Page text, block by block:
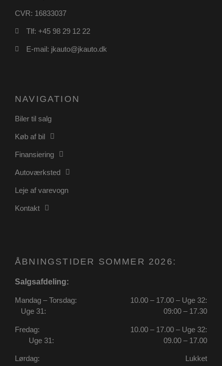
CVR: 16833037
Tlf: +45 98 29 12 22
E-mail: jkauto@jkauto.dk
NAVIGATION
Biler til salg
Køb af bil
Finansiering
Autoværksted
Leje af varevogn
Kontakt
ÅBNINGSTIDER SOMMER 2026:
Salgsafdeling:
Mandag – Torsdag:
Uge 31:
10.00 – 17.00 – Uge 32:
09:00 – 17.30
Fredag:
Uge 31:
10.00 – 17.00 – Uge 32:
09.00 – 17.00
Lørdag: Lukket
hjemmesidens grundlæggende funktionalitet
Hjemmesiden kan ikke bruges korrekt uden de
.youtube.com
4 uger